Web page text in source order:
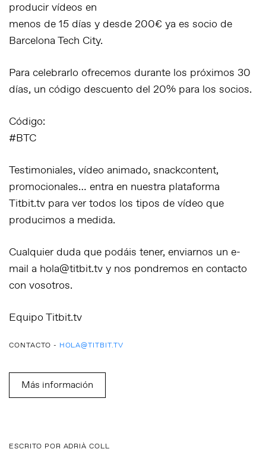
producir vídeos en
menos de 15 días y desde 200€ ya es socio de
Barcelona Tech City.
Para celebrarlo ofrecemos durante los próximos 30
días, un código descuento del 20% para los socios.
Código:
#BTC
Testimoniales, vídeo animado, snackcontent,
promocionales… entra en nuestra plataforma
Titbit.tv para ver todos los tipos de vídeo que
producimos a medida.
Cualquier duda que podáis tener, enviarnos un e-
mail a hola@titbit.tv y nos pondremos en contacto
con vosotros.
Equipo Titbit.tv
CONTACTO - HOLA@TITBIT.TV
Más información
ESCRITO POR ADRIÀ COLL